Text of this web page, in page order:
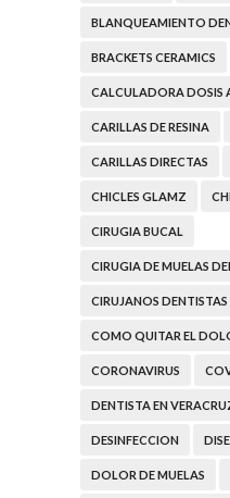
BLANQUEAMIENTO
BRACKETS CERAMICS
CALCULADORA DOSIS
CARILLAS DE RESINA
CARILLAS DIRECTAS
CHICLES GLAMZ
CIRUGIA BUCAL
CIRUGIA DE MUELAS
CIRUJANOS DENTISTAS
COMO QUITAR EL
CORONAVIRUS
DENTISTA EN
DESINFECCION
DOLOR DE MUELAS